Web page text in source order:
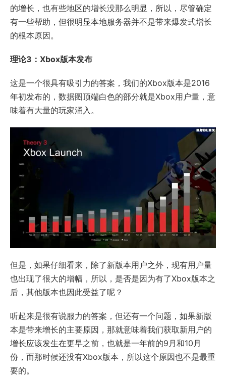
的增长，也有些地区的增长没那么明显，所以，尽管确定
有一些帮助，但很明显本地服务器并不是带来爆发式增长
的根本原因。
理论3：Xbox版本发布
这是一个很具有吸引力的答案，我们的Xbox版本是2016
年初发布的，数据图顶端白色的部分就是Xbox用户量，意
味着有大量的玩家涌入。
但是，如果仔细看来，除了新版本用户之外，现有用户量
也出现了很大的增幅，所以，是否是因为有了Xbox版本之
后，其他版本也因此受益了呢？
听起来是很有说服力的答案，但还有一个问题，如果新版
本是带来增长的主要原因，那就意味着我们获取新用户的
增长应该发生在更早之前，也就是一年前的9月和10月
份，而那时候还没有Xbox版本，所以这个原因也不是最重
要的。